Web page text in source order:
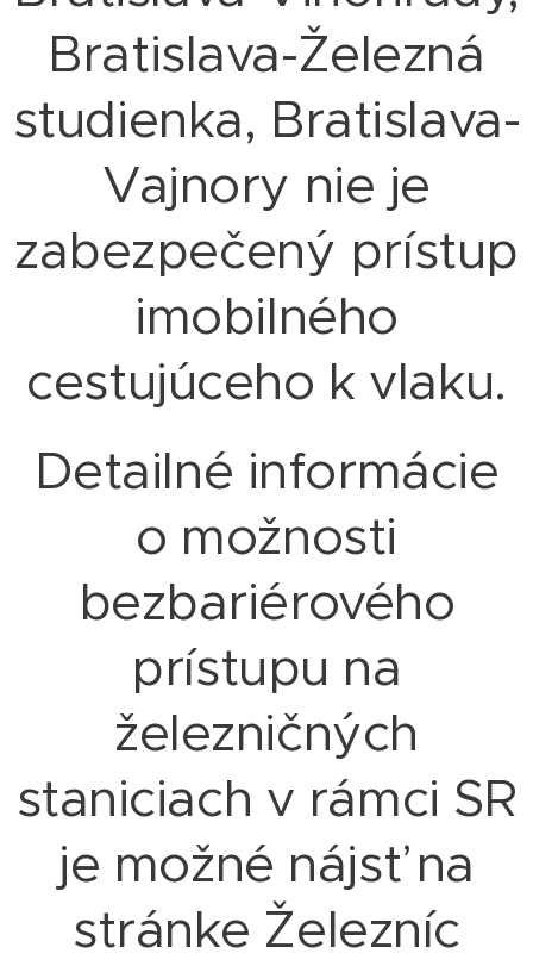
Bratislava-Železná
studienka, Bratislava-
Vajnory nie je
zabezpečený prístup
imobilného
cestujúceho k vlaku.
Detailné informácie
o možnosti
bezbariérového
prístupu na
železničných
staniciach v rámci SR
je možné nájsť na
stránke Železníc